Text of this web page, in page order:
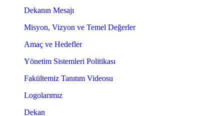
Dekanın Mesajı
Misyon, Vizyon ve Temel Değerler
Amaç ve Hedefler
Yönetim Sistemleri Politikası
Fakültemiz Tanıtım Videosu
Logolarımız
Dekan